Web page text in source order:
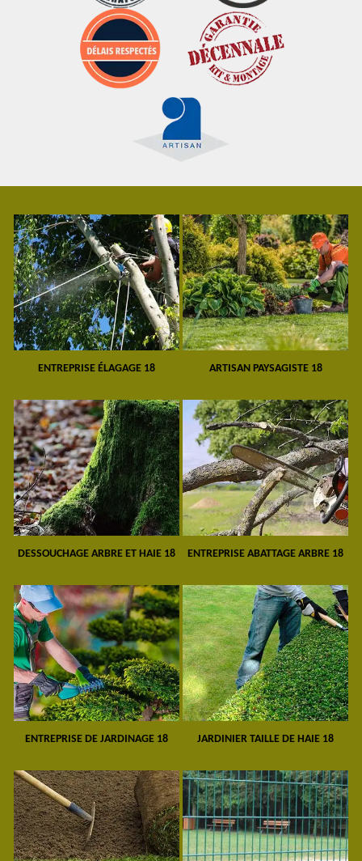
ENTREPRISE ÉLAGAGE 18 ARTISAN PAYSAGISTE 18
DESSOUCHAGE ARBRE ET HAIE 18 ENTREPRISE ABATTAGE ARBRE 18
ENTREPRISE DE JARDINAGE 18 JARDINIER TAILLE DE HAIE 18